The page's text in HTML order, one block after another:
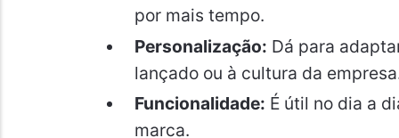
por mais tempo.
Personalização: Dá para
lançado ou à cultura da
Funcionalidade: É útil no dia a
marca.